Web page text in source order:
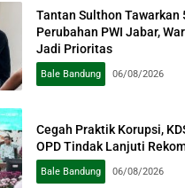
Tantan Sulthon Tawarkan
Perubahan PWI Jabar,
Jadi Prioritas
Bale Bandung 06/08/2026
Cegah Praktik Korupsi,
OPD Tindak Lanjuti
Bale Bandung 06/08/2026